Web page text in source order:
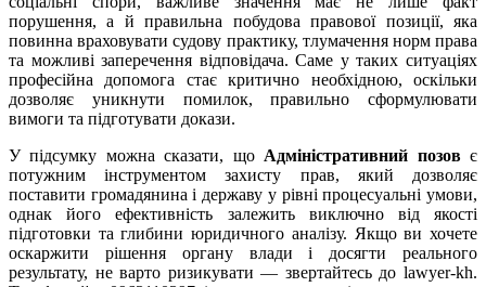
порушення, а й правильна побудова правової позиції, яка
повинна враховувати судову практику, тлумачення норм права
та можливі заперечення відповідача. Саме у таких ситуаціях
професійна допомога стає критично необхідною, оскільки
дозволяє уникнути помилок, правильно сформулювати
вимоги та підготувати докази.
У підсумку можна сказати, щоАдміністративний позовє
потужним інструментом захисту прав, який дозволяє
поставити громадянина і державу у рівні процесуальні умови,
однак його ефективність залежить виключно від якості
підготовки та глибини юридичного аналізу. Якщо ви хочете
оскаржити рішення органу влади і досягти реального
результату, не варто ризикувати — звертайтесь до lawyer-kh.